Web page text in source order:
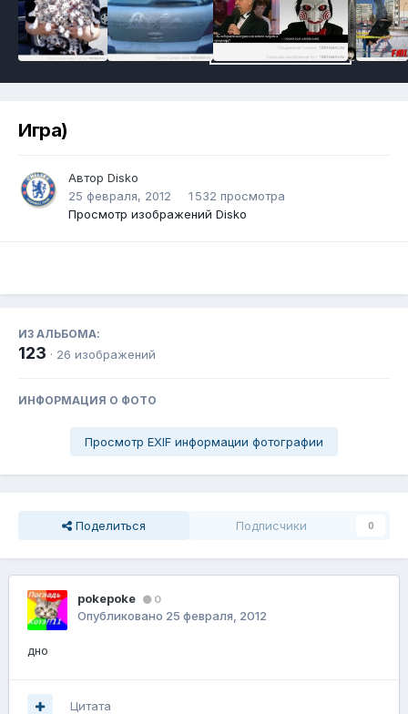
Игра)
Автор Disko
25 февраля, 2012
1 532 просмотра
Просмотр изображений Disko
ИЗ АЛЬБОМА:
123 · 26 изображений
ИНФОРМАЦИЯ О ФОТО
Просмотр EXIF информации фотографии
Поделиться Подписчики 0
pokepoke 0
Опубликовано 25 февраля, 2012
дно
Цитата